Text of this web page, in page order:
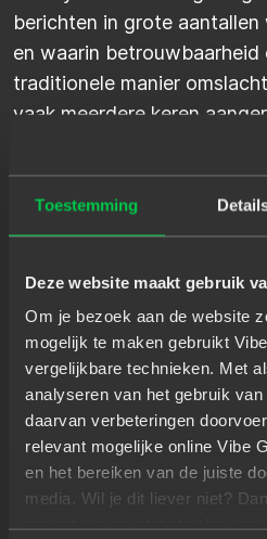
Toestemming
Deze website maakt gebruik
Om je bezoek aan de website
mogelijk te maken gebruikt
vergelijkbare technieken. Met
analyseren van het gebruik
daarvan verbeteringen
relevant mogelijke online Vibe
en het bereiken van de juiste
media. Wil je dit liever niet?
essentiële- en statistische
berichten in grote
en waarin
traditionele manier
vaak meerdere keren
load balancer nodig is om
te leiden. Doordat je
wordt de infrastructuur
waarbij al die end points
cloud engineers moet zich
bezighouden en dan moet
lanceren."
MIC ROSERVIC